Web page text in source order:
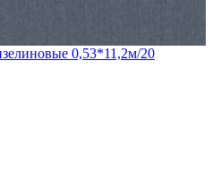
0,53*11,2м/20